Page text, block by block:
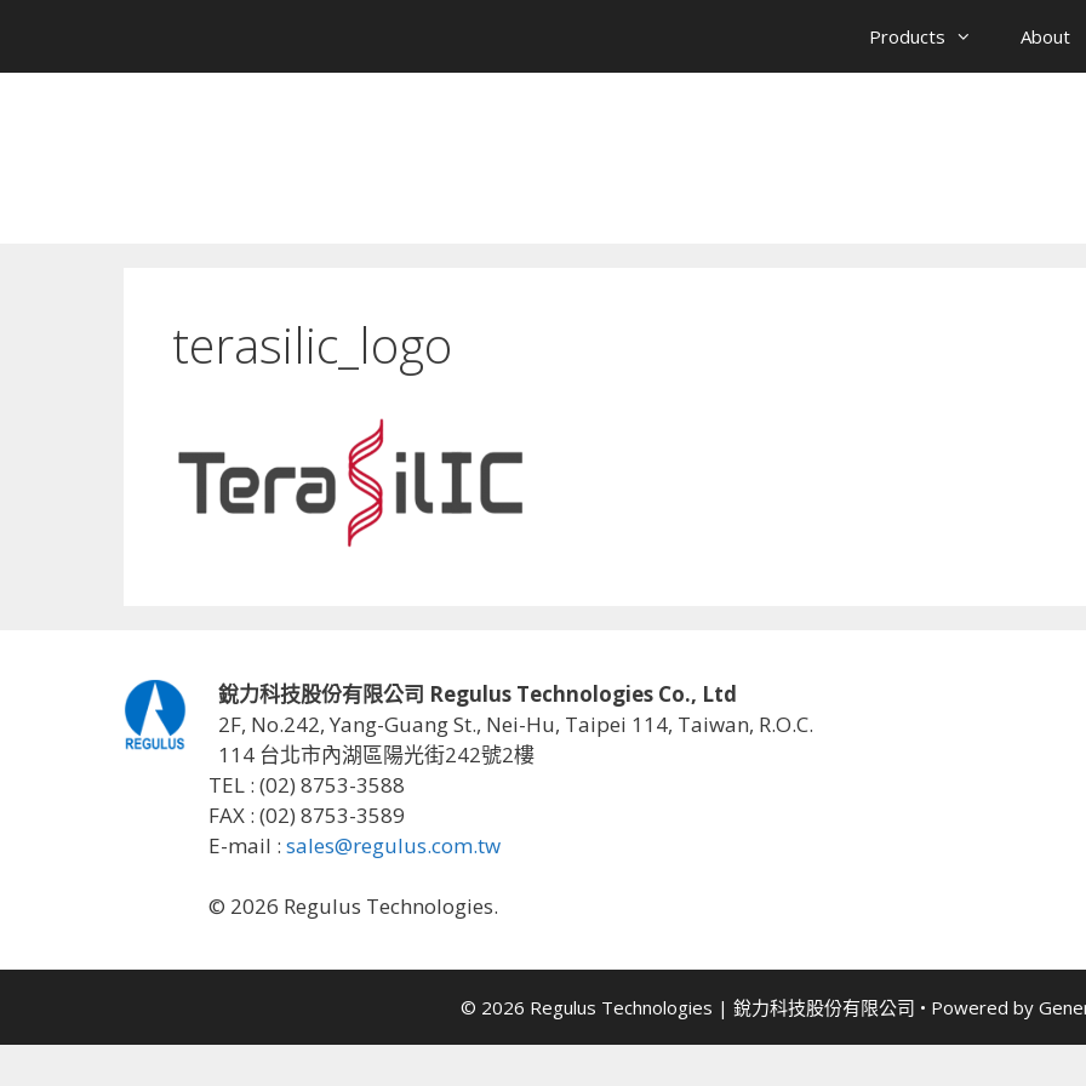
內
Products About
terasilic_logo
銳力科技股份有限公司 Regulus Technologies Co., Ltd
2F, No.242, Yang-Guang St., Nei-Hu, Taipei 114, Taiwan, R.O.C.
114 台北市內湖區陽光街242號2樓
TEL : (02) 8753-3588
FAX : (02) 8753-3589
E-mail : sales@regulus.com.tw
© 2026 Regulus Technologies.
© 2026 Regulus Technologies | 銳力科技股份有限公司 • Powered by